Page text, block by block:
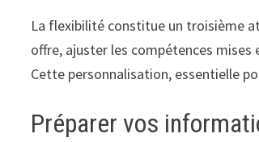
La flexibilité constitue un troisième
offre, ajuster les compétences mises
Cette personnalisation, essentielle
Préparer vos